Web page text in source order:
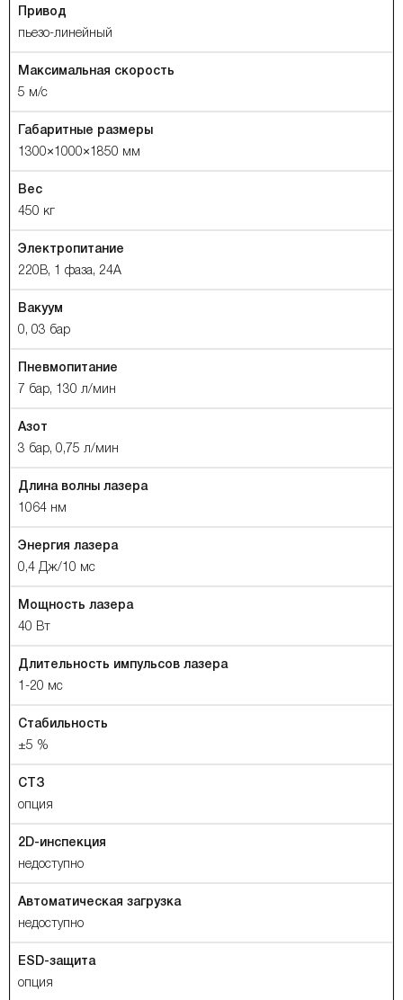
Привод
пьезо-линейный
Максимальная скорость
5 м/с
Габаритные размеры
1300×1000×1850 мм
Вес
450 кг
Электропитание
220В, 1 фаза, 24А
Вакуум
0, 03 бар
Пневмопитание
7 бар, 130 л/мин
Азот
3 бар, 0,75 л/мин
Длина волны лазера
1064 нм
Энергия лазера
0,4 Дж/10 мс
Мощность лазера
40 Вт
Длительность импульсов лазера
1-20 мс
Стабильность
±5 %
СТЗ
опция
2D-инспекция
недоступно
Автоматическая загрузка
недоступно
ESD-защита
опция